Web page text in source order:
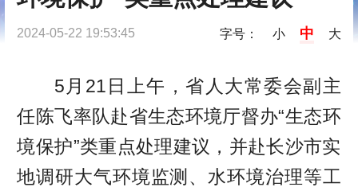
2024-05-22 19:53:45 字号： 小 中 大
5月21日上午，省人大常委会副主
任陈飞率队赴省生态环境厅督办“生态环
境保护”类重点处理建议，并赴长沙市实
地调研大气环境监测、水环境治理等工